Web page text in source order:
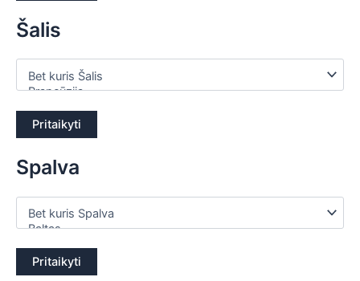
Šalis
Pritaikyti
Spalva
Pritaikyti